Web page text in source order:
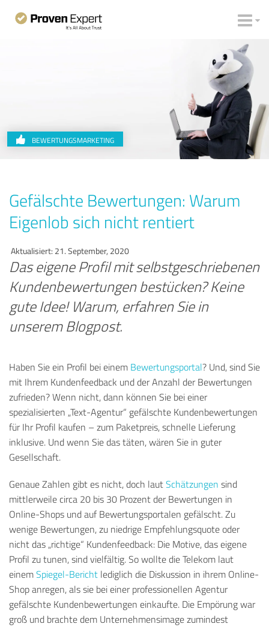
BEWERTUNGSMARKETING
Gefälschte Bewertungen: Warum
Eigenlob sich nicht rentiert
Aktualisiert: 21. September, 2020
Das eigene Profil mit selbstgeschriebenen
Kundenbewertungen bestücken? Keine
gute Idee! Warum, erfahren Sie in
unserem Blogpost.
Haben Sie ein Profil bei einem Bewertungsportal? Und, sind Sie
mit Ihrem Kundenfeedback und der Anzahl der Bewertungen
zufrieden? Wenn nicht, dann können Sie bei einer
spezialisierten „Text-Agentur“ gefälschte Kundenbewertungen
für Ihr Profil kaufen – zum Paketpreis, schnelle Lieferung
inklusive. Und wenn Sie das täten, wären Sie in guter
Gesellschaft.
Genaue Zahlen gibt es nicht, doch lautSchätzungen sind
mittlerweile circa 20 bis 30 Prozent der Bewertungen in
Online-Shops und auf Bewertungsportalen gefälscht. Zu
wenige Bewertungen, zu niedrige Empfehlungsquote oder
nicht das „richtige“ Kundenfeedback: Die Motive, das eigene
Profil zu tunen, sind vielfältig. So wollte die Telekom laut
einemSpiegel-Bericht lediglich die Diskussion in ihrem Online-
Shop anregen, als sie bei einer professionellen Agentur
gefälschte Kundenbewertungen einkaufte. Die Empörung war
groß und brachte dem Unternehmensimage zumindest